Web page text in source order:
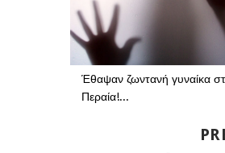
Έθαψαν ζωντανή γυναίκα
Περαία!...